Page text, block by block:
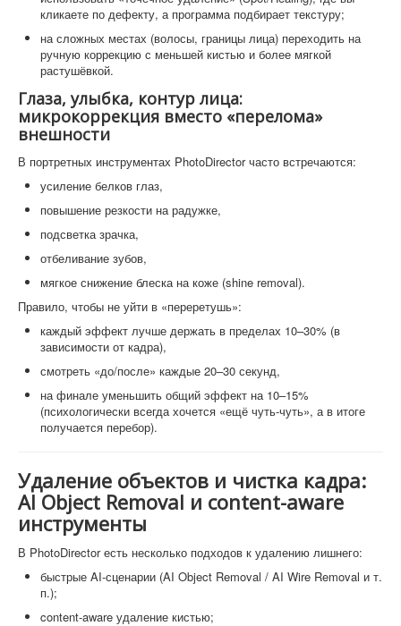
кликаете по дефекту, а программа подбирает текстуру;
на сложных местах (волосы, границы лица) переходить на
ручную коррекцию с меньшей кистью и более мягкой
растушёвкой.
Глаза, улыбка, контур лица:
микрокоррекция вместо «перелома»
внешности
В портретных инструментах PhotoDirector часто встречаются:
усиление белков глаз,
повышение резкости на радужке,
подсветка зрачка,
отбеливание зубов,
мягкое снижение блеска на коже (shine removal).
Правило, чтобы не уйти в «переретушь»:
каждый эффект лучше держать в пределах 10–30% (в
зависимости от кадра),
смотреть «до/после» каждые 20–30 секунд,
на финале уменьшить общий эффект на 10–15%
(психологически всегда хочется «ещё чуть-чуть», а в итоге
получается перебор).
Удаление объектов и чистка кадра:
AI Object Removal и content-aware
инструменты
В PhotoDirector есть несколько подходов к удалению лишнего:
быстрые AI-сценарии (AI Object Removal / AI Wire Removal и т.
п.);
content-aware удаление кистью;